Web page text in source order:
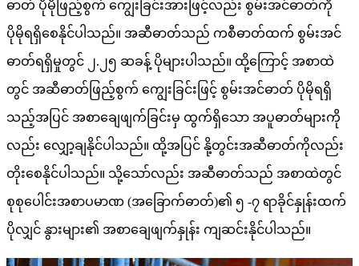
ဓာတ် ပိုမိုဖြည့်စွက် ကျွေးခြင်းအားဖြင့်လည်း စွမ်းအင်ဓာတ်ကို
ပိုမိုရရှိစေနိုင်ပါသည်။ အဆီဓာတ်သည် ကစီဓာတ်ထက် စွမ်းအင်
ဓာတ်ရရှိမှုတွင် ၂.၂၅ ဆခန့် ပိုများပါသည်။ ထို့ကြောင့် အစာထဲ
တွင် အဆီဓာတ်ဖြည့်စွက် ကျွေးခြင်းဖြင့် စွမ်းအင်ဓာတ် ပိုမိုရရှိ
သည့်အပြင် အစာချေဖျက်ခြင်းမှ ထွက်ရှိသော အပူဓာတ်များကို
လည်း လျှော့ချနိုင်ပါသည်။ ထို့အပြင် နို့တွင်းအဆီဓာတ်ကိုလည်း
တိုးစေနိုင်ပါသည်။ သို့သော်လည်း အဆီဓာတ်သည် အစာထဲတွင်
စုစုပေါင်းအစာပမာဏ (အခြောက်ဓာတ်)၏ ၅ -၇ ရာခိုင်နှုန်းထက်
ပိုလျှင် နွားများ၏ အစာချေဖျက်နှုန်း ကျဆင်းနိုင်ပါသည်။